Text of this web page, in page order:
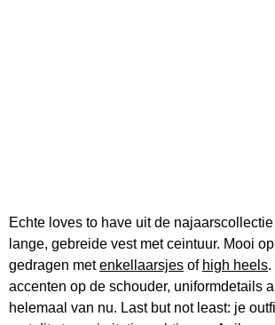
Echte loves to have uit de
lange, gebreide vest met ceintuur. Mooi
gedragen metenkellaarsjes of high heels.
accenten op de schouder, uniformdetails
helemaal van nu. Last but not least: je